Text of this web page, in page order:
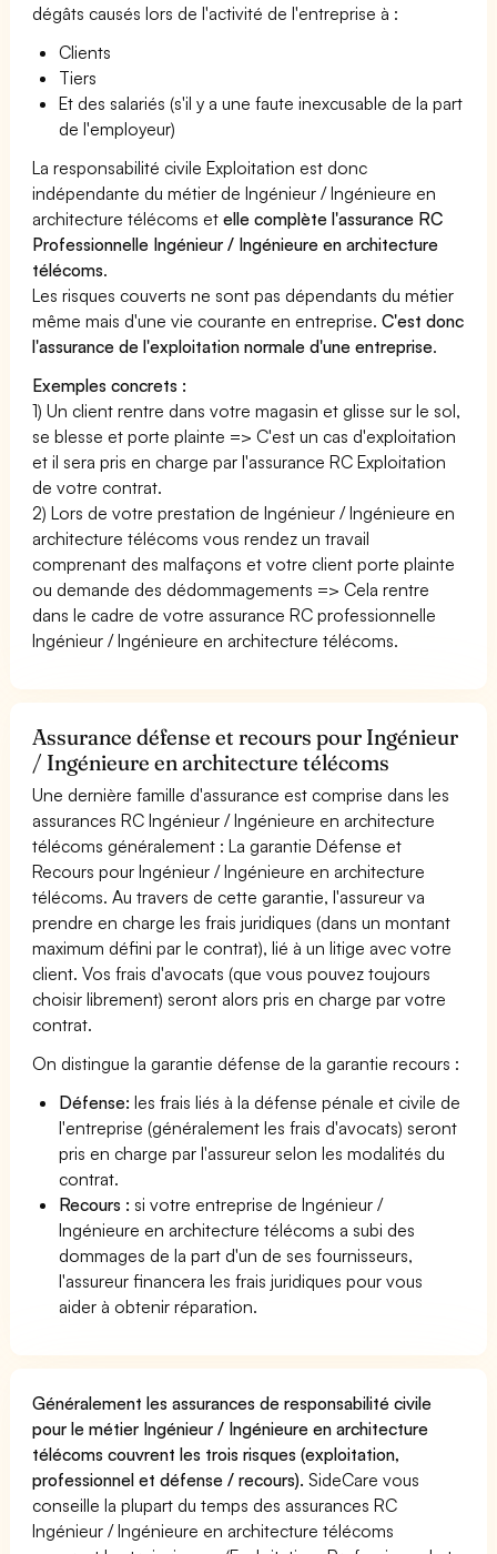
dégâts causés lors de l'activité de l'entreprise à :
Clients
Tiers
Et des salariés (s'il y a une faute inexcusable de la part
de l'employeur)
La responsabilité civile Exploitation est donc
indépendante du métier de Ingénieur / Ingénieure en
architecture télécoms etelle complète l'assurance RC
Professionnelle Ingénieur / Ingénieure en architecture
télécoms.
Les risques couverts ne sont pas dépendants du métier
même mais d'une vie courante en entreprise.C'est donc
l'assurance de l'exploitation normale d'une entreprise.
Exemples concrets :
1) Un client rentre dans votre magasin et glisse sur le sol,
se blesse et porte plainte => C'est un cas d'exploitation
et il sera pris en charge par l'assurance RC Exploitation
de votre contrat.
2) Lors de votre prestation de Ingénieur / Ingénieure en
architecture télécoms vous rendez un travail
comprenant des malfaçons et votre client porte plainte
ou demande des dédommagements => Cela rentre
dans le cadre de votre assurance RC professionnelle
Ingénieur / Ingénieure en architecture télécoms.
Assurance défense et recours pour Ingénieur
/ Ingénieure en architecture télécoms
Une dernière famille d'assurance est comprise dans les
assurances RC Ingénieur / Ingénieure en architecture
télécoms généralement : La garantie Défense et
Recours pour Ingénieur / Ingénieure en architecture
télécoms. Au travers de cette garantie, l'assureur va
prendre en charge les frais juridiques (dans un montant
maximum défini par le contrat), lié à un litige avec votre
client. Vos frais d'avocats (que vous pouvez toujours
choisir librement) seront alors pris en charge par votre
contrat.
On distingue la garantie défense de la garantie recours :
Défense: les frais liés à la défense pénale et civile de
l'entreprise (généralement les frais d'avocats) seront
pris en charge par l'assureur selon les modalités du
contrat.
Recours : si votre entreprise de Ingénieur /
Ingénieure en architecture télécoms a subi des
dommages de la part d'un de ses fournisseurs,
l'assureur financera les frais juridiques pour vous
aider à obtenir réparation.
Généralement les assurances de responsabilité civile
pour le métier Ingénieur / Ingénieure en architecture
télécoms couvrent les trois risques (exploitation,
professionnel et défense / recours). SideCare vous
conseille la plupart du temps des assurances RC
Ingénieur / Ingénieure en architecture télécoms